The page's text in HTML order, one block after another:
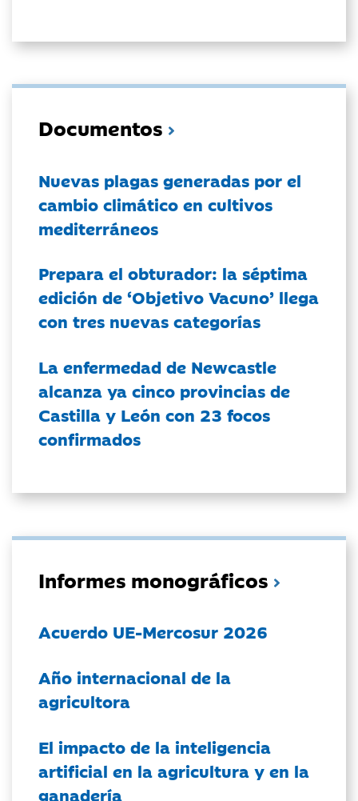
Documentos
Nuevas plagas generadas por el
cambio climático en cultivos
mediterráneos
Prepara el obturador: la séptima
edición de ‘Objetivo Vacuno’ llega
con tres nuevas categorías
La enfermedad de Newcastle
alcanza ya cinco provincias de
Castilla y León con 23 focos
confirmados
Informes monográficos
Acuerdo UE-Mercosur 2026
Año internacional de la
agricultora
El impacto de la inteligencia
artificial en la agricultura y en la
ganadería